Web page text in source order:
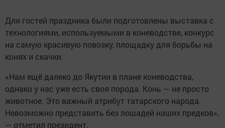
Для гостей праздника были подготовлены выставка с
технологиями, используемыми в коневодстве, конкурс
на самую красивую повозку, площадку для борьбы на
конях и скачки.
«Нам ещё далеко до Якутии в плане коневодства,
однако у нас уже есть своя порода. Конь — не просто
животное. Это важный атрибут татарского народа.
Невозможно представить без лошадей наших предков»,
— отметил президент.